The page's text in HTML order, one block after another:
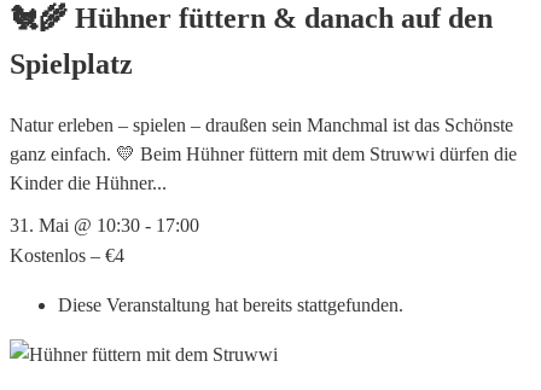
🐔🌾 Hühner füttern & danach auf den
Spielplatz
Natur erleben – spielen – draußen sein Manchmal ist das Schönste
ganz einfach. 💛 Beim Hühner füttern mit dem Struwwi dürfen die
Kinder die Hühner...
31. Mai @ 10:30 - 17:00
Kostenlos – €4
Diese Veranstaltung hat bereits stattgefunden.